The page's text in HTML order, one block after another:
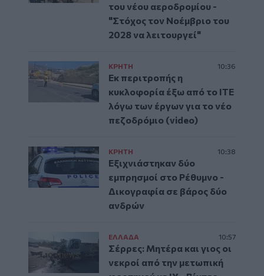
του νέου αεροδρομίου -
"Στόχος τον Νοέμβριο του
2028 να λειτουργεί"
ΚΡΗΤΗ 10:36
Εκ περιτροπής η
κυκλοφορία έξω από το ΙΤΕ
λόγω των έργων για το νέο
πεζοδρόμιο (video)
ΚΡΗΤΗ 10:38
Εξιχνιάστηκαν δύο
εμπρησμοί στο Ρέθυμνο -
Δικογραφία σε βάρος δύο
ανδρών
ΕΛΛAΔΑ 10:57
Σέρρες: Μητέρα και γιος οι
νεκροί από την μετωπική